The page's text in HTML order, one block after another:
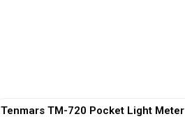
Tenmars TM-720 Pocket Light Meter